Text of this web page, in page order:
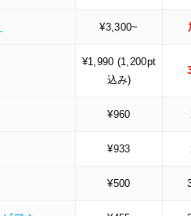
¥3,300~
¥1,990 (1,200pt
込み)
¥960
¥933
¥500